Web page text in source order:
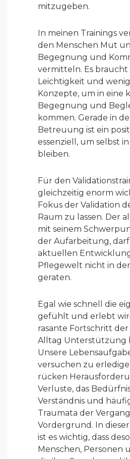
mitzugeben.
In meinen Trainings
den Menschen Mut
Begegnung und
vermitteln. Es
Leichtigkeit und
Konzepte, um in eine
Begegnung und
kommen. Gerade in
Betreuung ist ein
essenziell, um selbst
bleiben.
Für den
gleichzeitig enorm
Fokus der Validation
Raum zu lassen. Der
mit seinem
der Aufarbeitung,
aktuellen
Pflegewelt nicht in
geraten.
Egal wie schnell die
gefühlt und erlebt
rasante Fortschritt der
Alltag Unterstützung
Unsere
versuchen zu
rücken
Verluste, das
Verständnis und
Traumata der
Vordergrund. In
ist es wichtig, dass
Menschen, Personen